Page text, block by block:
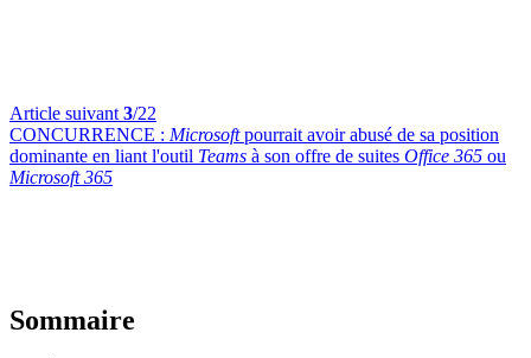
Article suivant 3/22
CONCURRENCE : Microsoftpourrait avoir abusé de sa position
dominante en liant l'outil Teams à son offre de suites Office 365 ou
Microsoft 365
Sommaire